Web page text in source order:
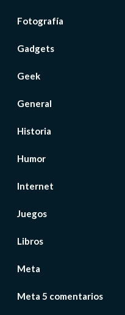
Fotografía
Gadgets
Geek
General
Historia
Humor
Internet
Juegos
Libros
Meta
Meta 5 comentarios